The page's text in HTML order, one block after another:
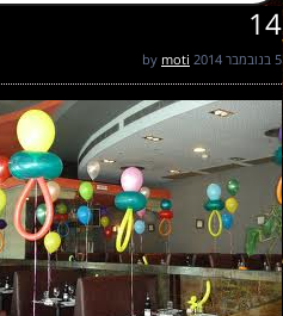
14
5 בנובמבר 2014 moti